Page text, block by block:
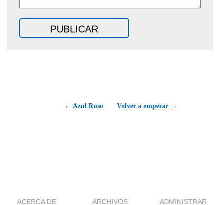
← Azul Ruso Volver a empezar →
ACERCA DE ARCHIVOS ADMINISTRAR